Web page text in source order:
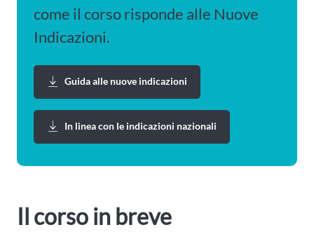
come il corso risponde alle Nuove
Indicazioni.
Guida alle nuove indicazioni
In linea con le indicazioni nazionali
Il corso in breve